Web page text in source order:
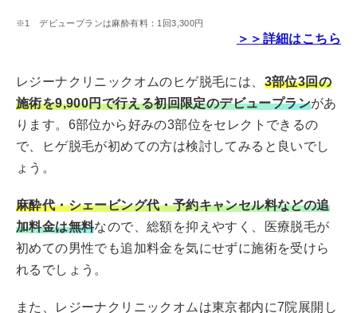
診療時間 11:00～21:00
エミナルクリニックメンズ立川院
住所
東京都立川市曙町1丁目14−17
籏野ビル5階
アクセス
診療時間 11:00～21:00
エミナルクリニックメンズ町田院
東京都町田市原町田6丁目7-8
※1 デビュープランは麻酔有料：1回3,300円
＞＞詳細はこちら
レジーナクリニックオムのヒゲ脱毛には、 3部位3回の
施術を9,900円で行える初回限定のデビュープランがあ
ります。6部位から好みの3部位をセレクトできるの
で、ヒゲ脱毛が初めての方は検討してみると良いでし
ょう。
麻酔代・シェービング代・予約キャンセル料などの追
加料金は無料なので、総額を抑えやすく、医療脱毛が
初めての男性でも追加料金を気にせずに施術を受けら
れるでしょう。
また、レジーナクリニックオムは東京都内に7院展開し